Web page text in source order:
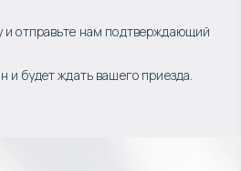
и отправьте нам подтверждающий
и будет ждать вашего приезда.